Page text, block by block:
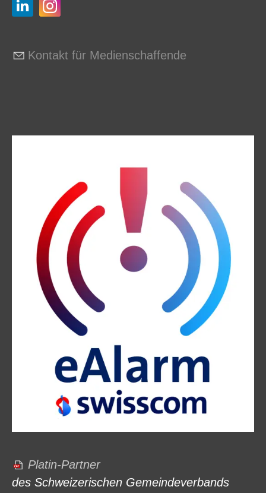
Kontakt für Medienschaffende
Platin-Partner
des Schweizerischen Gemeindeverbands